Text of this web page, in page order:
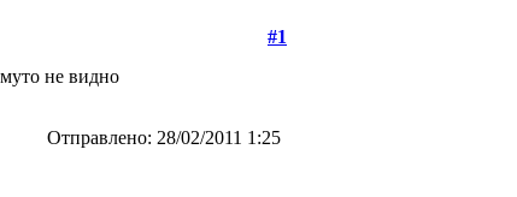
#1
не видно
Отправлено: 28/02/2011 1:25